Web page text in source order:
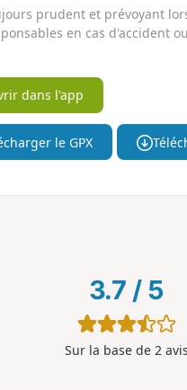
prudent et prévoyant
en cas d'accident
dans l'app
le GPX
3.7 / 5
Sur la base de 2avis